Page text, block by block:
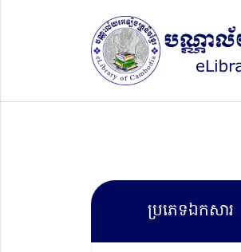
ប្រភេទឯកសារ